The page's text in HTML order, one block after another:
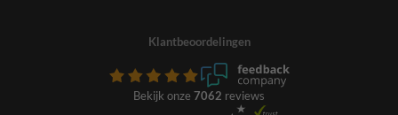
Klantbeoordelingen
Bekijk onze 7062 reviews